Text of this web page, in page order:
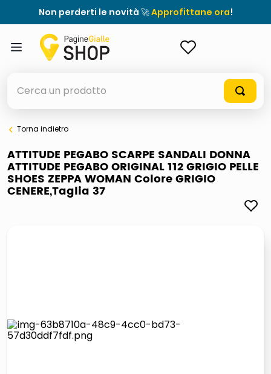
Non perderti le novità 🚀Approfittane ora!
elenchi telefonici
orologio parete
meme
pattumiera raccolta differenziata
asciuga capelli spazzola
Torna indietro
ATTITUDE PEGABO SCARPE SANDALI DONNA
ATTITUDE PEGABO ORIGINAL 112 GRIGIO PELLE
SHOES ZEPPA WOMAN Colore GRIGIO
CENERE,Taglia 37